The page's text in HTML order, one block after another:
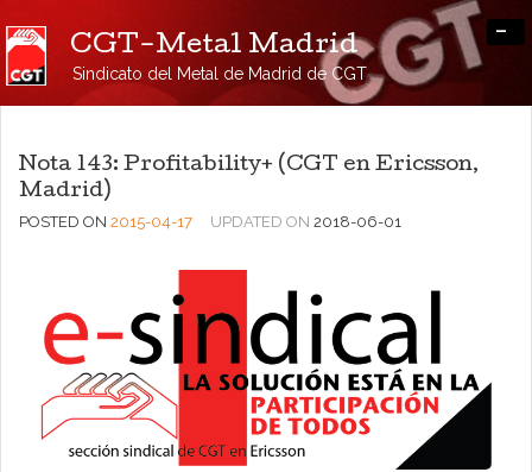
CGT-Metal Madrid
Sindicato del Metal de Madrid de CGT
-
Nota 143: Profitability+ (CGT en Ericsson,
Madrid)
POSTED ON 2015-04-17 UPDATED ON 2018-06-01